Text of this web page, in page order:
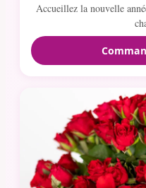
Accueillez la nouvelle